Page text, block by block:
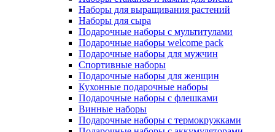
Наборы для выращивания растений
Наборы для сыра
Подарочные наборы с мультитулами
Подарочные наборы welcome pack
Подарочные наборы для мужчин
Спортивные наборы
Подарочные наборы для женщин
Кухонные подарочные наборы
Подарочные наборы с флешками
Винные наборы
Подарочные наборы с термокружками